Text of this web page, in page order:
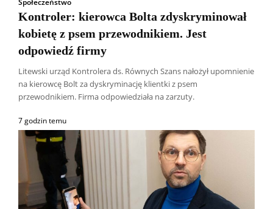
Społeczeństwo
Kontroler: kierowca Bolta zdyskryminował
kobietę z psem przewodnikiem. Jest
odpowiedź firmy
Litewski urząd Kontrolera ds. Równych Szans nałożył upomnienie
na kierowcę Bolt za dyskryminację klientki z psem
przewodnikiem. Firma odpowiedziała na zarzuty.
7 godzin temu